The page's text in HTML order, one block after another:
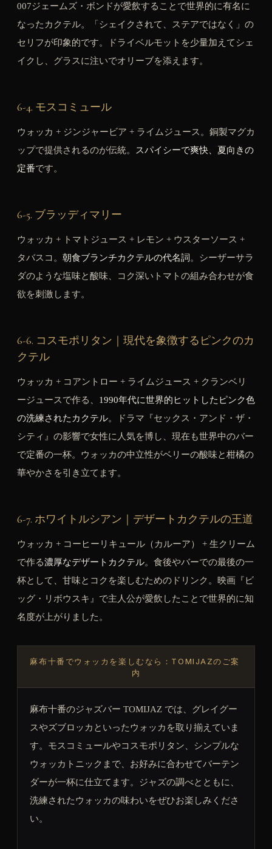
007ジェームズ・ボンドが愛飲することで世界的に有名に
なったカクテル。「シェイクされて、ステアではなく」の
セリフが印象的です。ドライベルモットを少量加えてシェ
イクし、グラスに注いでオリーブを添えます。
6-4. モスコミュール
ウォッカ + ジンジャービア + ライムジュース。銅製マグカ
ップで提供されるのが伝統。
スパイシーで爽快、夏向きの
定番です。
6-5. ブラッディマリー
ウォッカ + トマトジュース + レモン + ウスターソース +
タバスコ。 朝食ブランチカクテルの代名詞 。シーザーサラ
ダのような塩味と酸味、コク深いトマトの組み合わせが食
欲を刺激します。
6-6. コスモポリタン｜現代を象徴するピンクのカ
クテル
ウォッカ + コアントロー + ライムジュース + クランベリ
ージュースで作る、 1990年代に世界的ヒットしたピンク色
の洗練されたカクテル。ドラマ『セックス・アンド・ザ・
シティ』の影響で女性に人気を博し、現在も世界中のバー
で定番の一杯。ウォッカの中立性がベリーの酸味と柑橘の
華やかさを引き立てます。
6-7. ホワイトルシアン｜デザートカクテルの王道
ウォッカ + コーヒーリキュール（カルーア） + 生クリーム
で作る濃厚なデザートカクテル。食後やバーでの最後の一
杯として、甘味とコクを楽しむためのドリンク。映画『ビ
ッグ・リボウスキ』で主人公が愛飲したことで世界的に知
名度が上がりました。
麻布十番でウォッカを楽しむなら：TOMIJAZのご案
内
麻布十番のジャズバー TOMIJAZ では、グレイグー
スやズブロッカといったウォッカを取り揃えていま
す。モスコミュールやコスモポリタン、シンプルな
ウォッカトニックまで、お好みに合わせてバーテン
ダーが一杯に仕立てます。ジャズの調べとともに、
洗練されたウォッカの味わいをぜひお楽しみくださ
い。